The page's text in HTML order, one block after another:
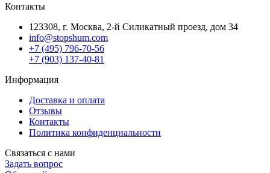
Контакты
123308, г. Москва, 2-й Силикатный проезд, дом 34
info@stopshum.com
+7 (495) 796-70-56
+7 (903) 137-40-81
Информация
Доставка и оплата
Отзывы
Контакты
Политика конфиденциальности
Связаться с нами
Задать вопрос